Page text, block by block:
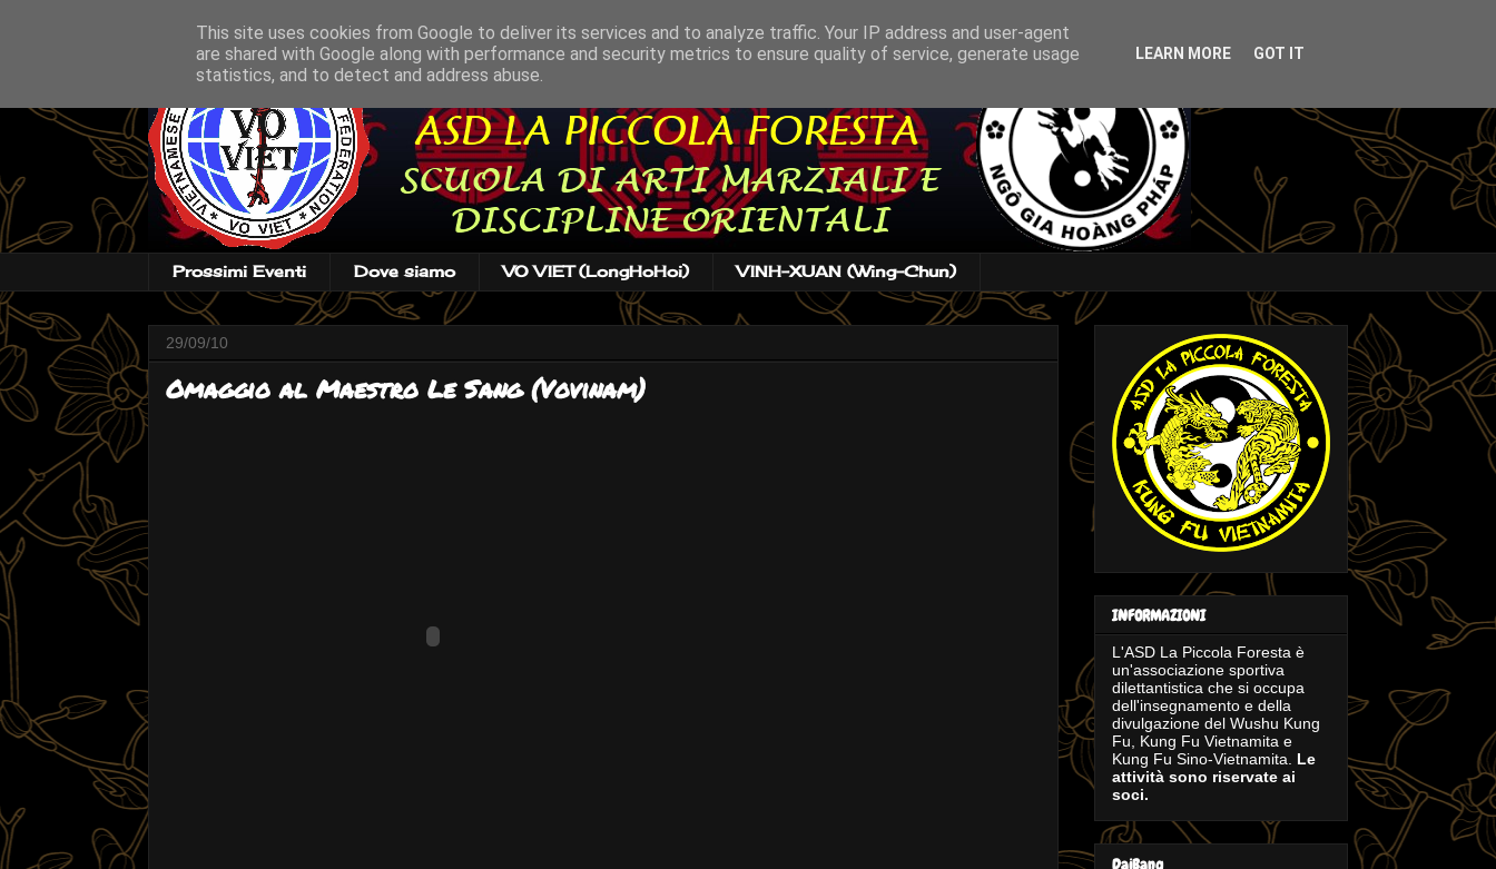
Prossimi Eventi Dove siamo VO VIET (LongHoHoi) VINH-XUAN (Wing-Chun)
29/09/10
Omaggio al Maestro Le Sang (Vovinam)
INFORMAZIONI
L'ASD La Piccola Foresta è
un'associazione sportiva
dilettantistica che si occupa
dell'insegnamento e della
divulgazione del Wushu Kung
Fu, Kung Fu Vietnamita e
Kung Fu Sino-Vietnamita. Le
attività sono riservate ai
soci.
DaiBang
This site uses cookies from Google to deliver its services and to analyze traffic. Your IP address and user-agent
are shared with Google along with performance and security metrics to ensure quality of service, generate usage
statistics, and to detect and address abuse.
LEARN MORE GOT IT